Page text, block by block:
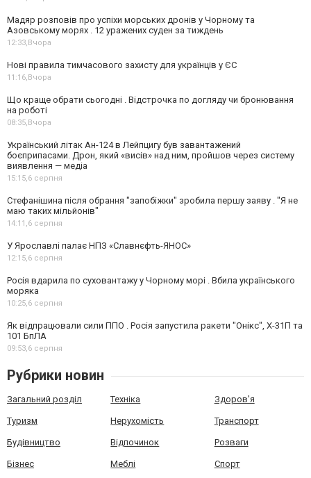
Мадяр розповів про успіхи морських дронів у Чорному та
Азовському морях . 12 уражених суден за тиждень
12:33,Вчора
Нові правила тимчасового захисту для українців у ЄС
11:16,Вчора
Що краще обрати сьогодні . Відстрочка по догляду чи бронювання
на роботі
08:35,Вчора
Український літак Ан-124 в Лейпцигу був завантажений
боєприпасами. Дрон, який «висів» над ним, пройшов через систему
виявлення — медіа
15:15,6 серпня
Стефанішина після обрання "запобіжки" зробила першу заяву . "Я не
маю таких мільйонів"
14:11,6 серпня
У Ярославлі палає НПЗ «Славнєфть-ЯНОС»
12:15,6 серпня
Росія вдарила по суховантажу у Чорному морі . Вбила українського
моряка
10:25,6 серпня
Як відпрацювали сили ППО . Росія запустила ракети "Онікс", Х-31П та
101 БпЛА
09:53,6 серпня
Рубрики новин
Загальний розділ Техніка Здоров'я
Туризм Нерухомість Транспорт
Будівництво Відпочинок Розваги
Бізнес Меблі Спорт